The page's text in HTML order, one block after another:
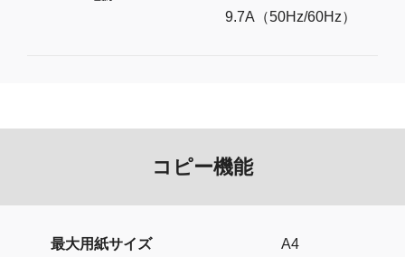
9.7A（50Hz/60Hz）
コピー機能
最大用紙サイズ A4